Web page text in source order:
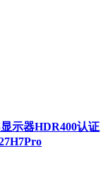
示器HDR400认证